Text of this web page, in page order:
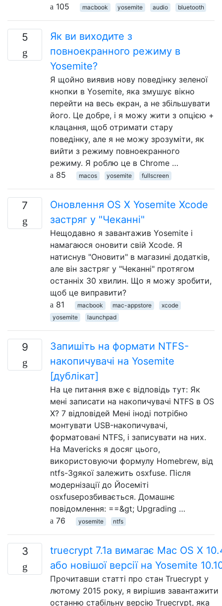
105
macbook yosemite audio bluetooth
5
Як ви виходите з
повноекранного режиму в
Yosemite?
Я щойно виявив нову поведінку зеленої
кнопки в Yosemite, яка змушує вікно
перейти на весь екран, а не збільшувати
його. Це добре, і я можу жити з опцією +
клацання, щоб отримати стару
поведінку, але я не можу зрозуміти, як
вийти з режиму повноекранного
режиму. Я роблю це в Chrome …
85
macos yosemite fullscreen
7
Оновлення OS X Yosemite Xcode
застряг у "Чеканні"
Нещодавно я завантажив Yosemite і
намагаюся оновити свій Xcode. Я
натиснув "Оновити" в магазині додатків,
але він застряг у "Чеканні" протягом
останніх 30 хвилин. Що я можу зробити,
щоб це виправити?
81
macbook mac-appstore
xcode
yosemite
launchpad
9
Запишіть на формати NTFS-
накопичувачі на Yosemite
[дублікат]
На це питання вже є відповідь тут: Як
мені записати на накопичувачі NTFS в OS
X? 7 відповідей Мені іноді потрібно
монтувати USB-накопичувачі,
форматовані NTFS, і записувати на них.
На Mavericks я досяг цього,
використовуючи формулу Homebrew, від
ntfs-3gякої залежить osxfuse. Після
модернізації до Йосеміті
osxfuseрозбивається. Домашнє
повідомлення: ==&gt; Upgrading …
76
yosemite ntfs
3
truecrypt 7.1a вимагає Mac OS X
або новішої версії на Yosemite
Прочитавши статті про стан Truecrypt у
лютому 2015 року, я вирішив завантажити
останню стабільну версію Truecrypt, яка